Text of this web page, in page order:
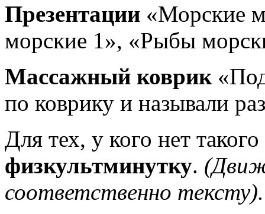
Презентации «Морские
морские 1», «Рыбы
Массажный коврик
по коврику и называли
Для тех, у кого нет
физкультминутку.
соответственно тексту).